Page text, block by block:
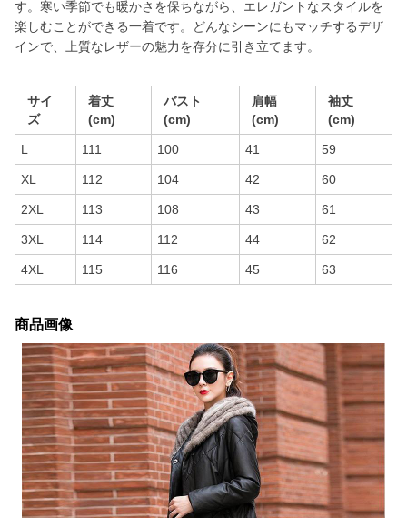
す。寒い季節でも暖かさを保ちながら、エレガントなスタイルを
楽しむことができる一着です。どんなシーンにもマッチするデザ
インで、上質なレザーの魅力を存分に引き立てます。
サイ
ズ
着丈
(cm)
バスト
(cm)
肩幅
(cm)
袖丈
(cm)
L 111 100 41 59
XL 112 104 42 60
2XL 113 108 43 61
3XL 114 112 44 62
4XL 115 116 45 63
商品画像